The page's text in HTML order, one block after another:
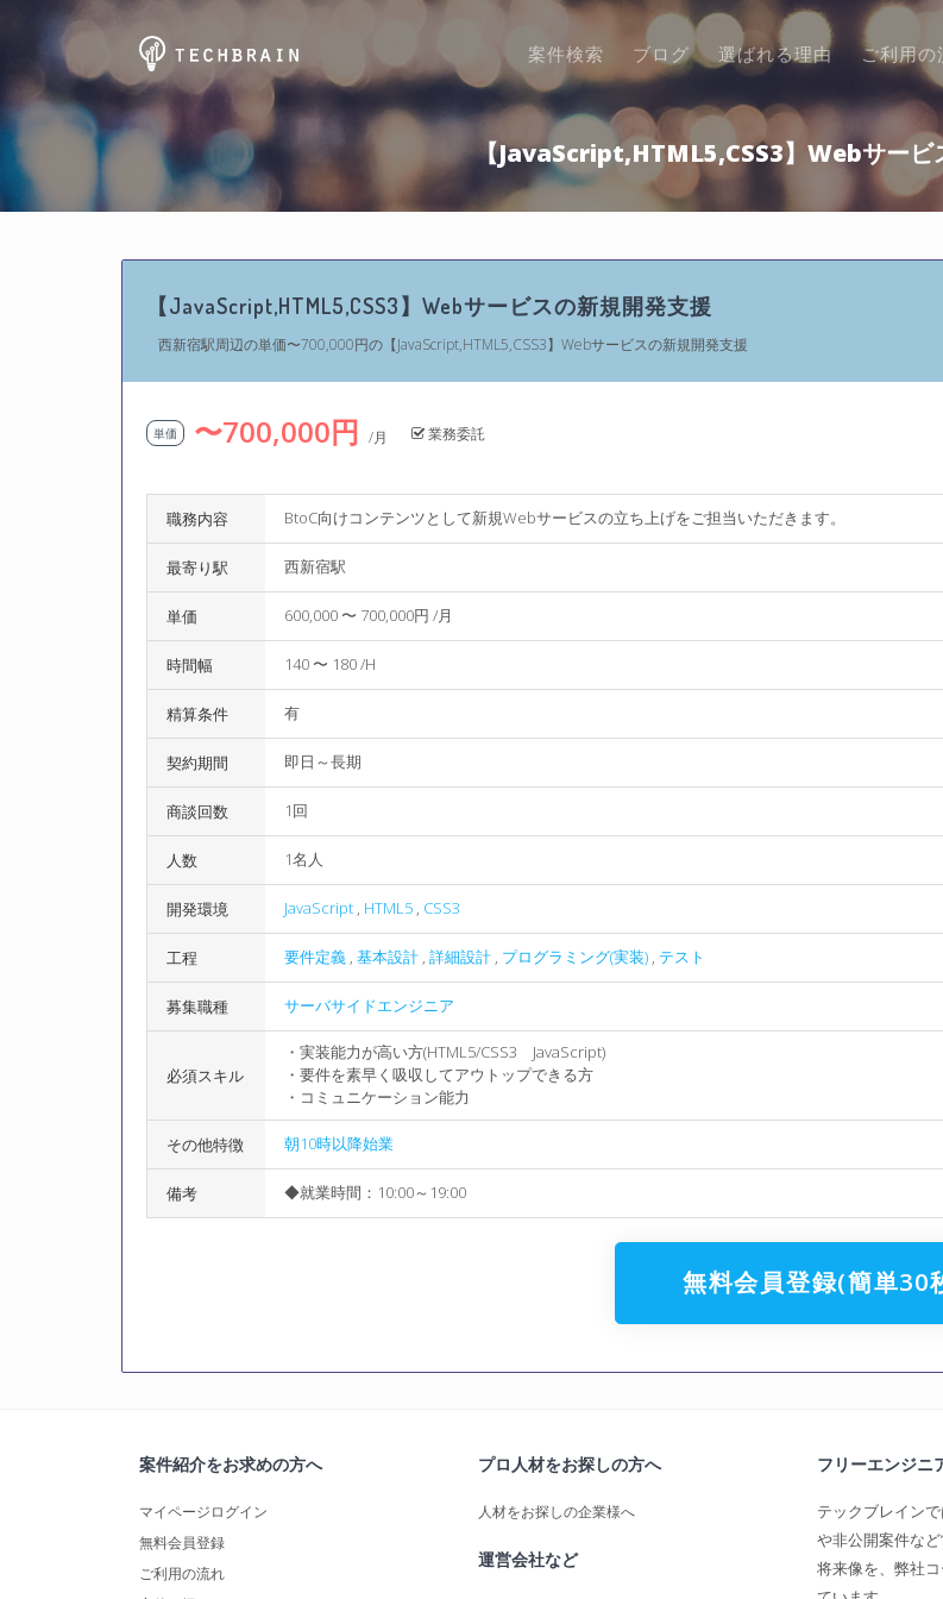
案件検索 ブログ 選ばれる理由 ご利用の
【JavaScript,HTML5,CSS3】Webサービ
【JavaScript,HTML5,CSS3】Webサービスの新規開発支援
西新宿駅周辺の単価〜700,000円の【JavaScript,HTML5,CSS3】Webサービスの新規開発支援
単価 〜700,000円 /月 業務委託
職務内容 BtoC向けコンテンツとして新規Webサービスの立ち上げをご担当いただきます。
最寄り駅 西新宿駅
単価 600,000 〜 700,000円 /月
時間幅 140 〜 180 /H
精算条件 有
契約期間 即日～長期
商談回数 1回
人数 1名人
開発環境 JavaScript , HTML5 , CSS3
工程 要件定義 , 基本設計 , 詳細設計 , プログラミング(実装) , テスト
募集職種 サーバサイドエンジニア
必須スキル
・実装能力が高い方(HTML5/CSS3 JavaScript)
・要件を素早く吸収してアウトップできる方
・コミュニケーション能力
その他特徴 朝10時以降始業
備考 ◆就業時間：10:00～19:00
無料会員登録(簡単30
案件紹介をお求めの方へ
マイページログイン
無料会員登録
ご利用の流れ
プロ人材をお探しの方へ
人材をお探しの企業様へ
運営会社など
フリーエンジニ
テックブレイン
や非公開案件な
将来像を、弊社